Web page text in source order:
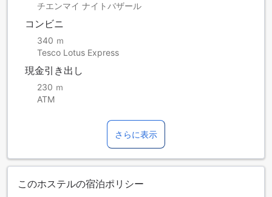
チエンマイ ナイトバザール
コンビニ
340 ｍ
Tesco Lotus Express
現金引き出し
230 ｍ
ATM
さらに表示
このホステルの宿泊ポリシー